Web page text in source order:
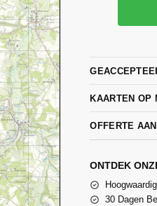
KAARTEN OP
OFFERTE
ONTDEK
30 Dagen